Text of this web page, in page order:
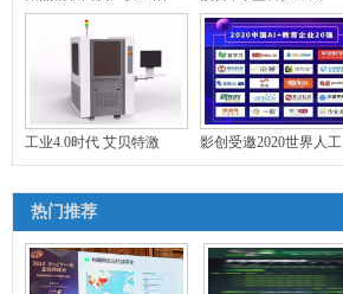
工业4.0时代 艾贝特激 影创受邀2020世界人工
热门推荐